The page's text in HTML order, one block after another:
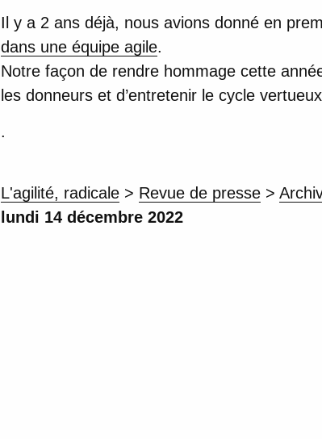
Il y a 2 ans déjà, nous avions donné en
dans une équipe agile.
Notre façon de rendre hommage cette
les donneurs et d’entretenir le cycle
.
L'agilité, radicale> Revue de presse>
lundi 14 décembre 2022